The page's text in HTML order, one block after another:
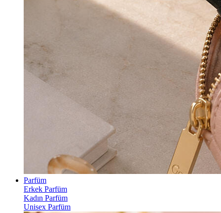
Parfüm
Erkek Parfüm
Kadın Parfüm
Unisex Parfüm